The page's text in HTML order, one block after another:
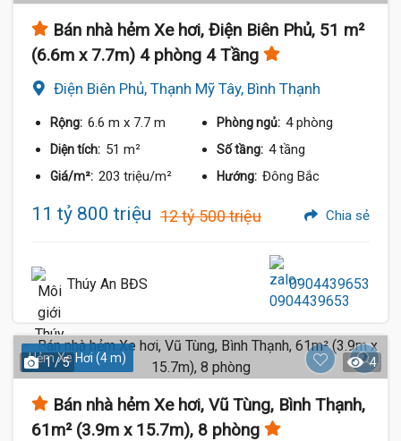
Bán nhà hẻm Xe hơi, Điện Biên Phủ, 51 m²
(6.6m x 7.7m) 4 phòng 4 Tầng
Điện Biên Phủ, Thạnh Mỹ Tây, Bình Thạnh
Rộng: 6.6 m x 7.7 m Phòng ngủ: 4 phòng
Diện tích: 51 m² Số tầng: 4 tầng
Giá/m²: 203 triệu/m² Hướng: Đông Bắc
11 tỷ 800 triệu 12 tỷ 500 triệu Chia sẻ
Thúy An BĐS 0904439653
Hẻm Xe Hơi (4 m)
1 / 5 4
Bán nhà hẻm Xe hơi, Vũ Tùng, Bình Thạnh,
61m² (3.9m x 15.7m), 8 phòng